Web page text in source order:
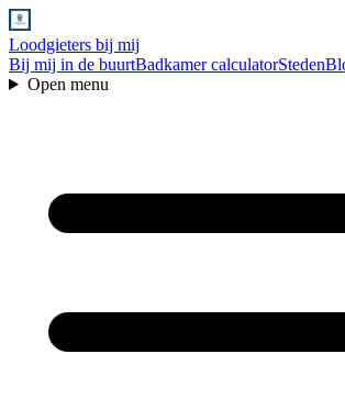
Loodgieters bij mij
Bij mij in de buurtBadkamer calculatorSteden
Open menu